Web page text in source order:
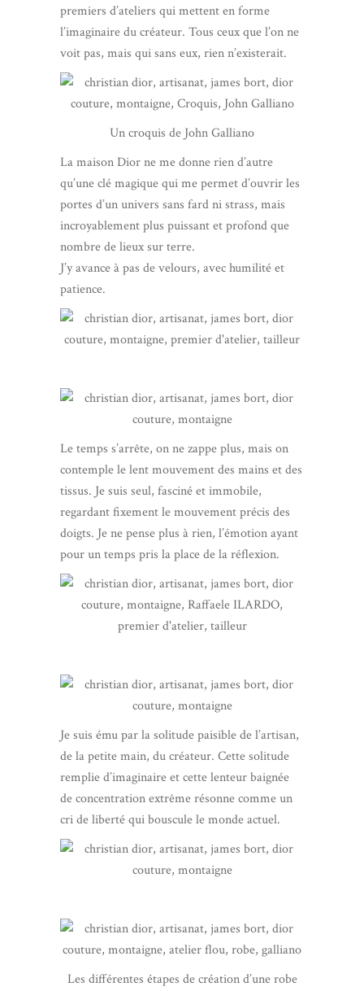
premiers d’ateliers qui mettent en forme
l’imaginaire du créateur. Tous ceux que l’on ne
voit pas, mais qui sans eux, rien n’existerait.
Un croquis de John Galliano
La maison Dior ne me donne rien d’autre
qu’une clé magique qui me permet d’ouvrir les
portes d’un univers sans fard ni strass, mais
incroyablement plus puissant et profond que
nombre de lieux sur terre.
J’y avance à pas de velours, avec humilité et
patience.
Le temps s’arrête, on ne zappe plus, mais on
contemple le lent mouvement des mains et des
tissus. Je suis seul, fasciné et immobile,
regardant fixement le mouvement précis des
doigts. Je ne pense plus à rien, l’émotion ayant
pour un temps pris la place de la réflexion.
Je suis ému par la solitude paisible de l’artisan,
de la petite main, du créateur. Cette solitude
remplie d’imaginaire et cette lenteur baignée
de concentration extrême résonne comme un
cri de liberté qui bouscule le monde actuel.
Les différentes étapes de création d’une robe